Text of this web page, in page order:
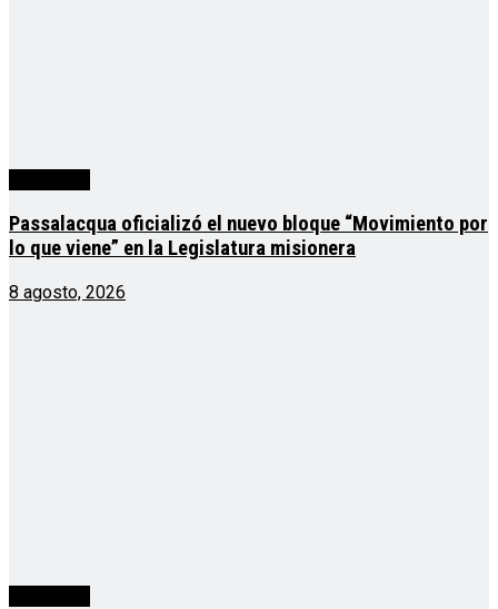
Passalacqua oficializó el nuevo bloque “Movimiento por
lo que viene” en la Legislatura misionera
8 agosto, 2026